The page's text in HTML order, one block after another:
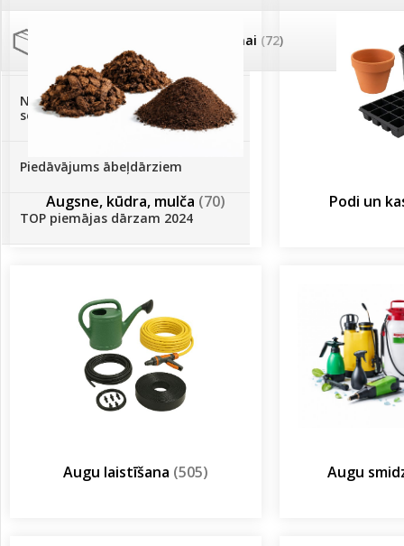
Palīglīdzekļi augu audzēšanai (72)
Klientu Diena
Novatec - izcils mēslošanai arī
sezonas otrajā pusē!
Piedāvājums ābeļdārziem
TOP piemājas dārzam 2024
Augsne, kūdra, mulča (70) Podi un
Augu laistīšana (505) Augu